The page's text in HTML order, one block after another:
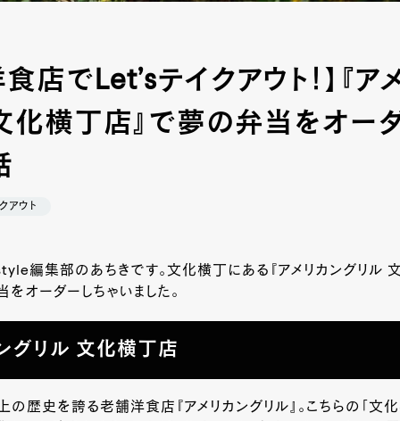
店でLet’sテイクアウト！】『ア
化横丁店』で夢の弁当をオー
アウト
編集部のあちきです。文化横丁にある『アメリカングリル
をオーダーしちゃいました。
グリル 文化横丁店
歴史を誇る老舗洋食店『アメリカングリル』。こちらの「文化